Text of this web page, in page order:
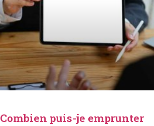
Combien puis-je emprunter